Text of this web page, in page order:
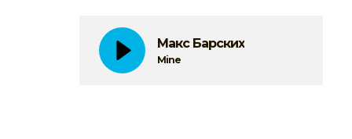
Макс Барских
Mine